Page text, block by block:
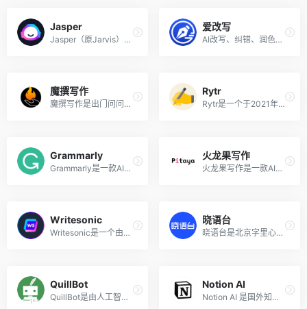
Jasper
Jasper（原Jarvis）是国外最受欢迎的AI写作软件工具之一，因其丰富的的模板和强大的智能写作功能而广受欢迎。你可以使用 Jasper 创建博客、文章、书、剧本、帖子和任何其他内容。只需选择一个话题，填写关键词和细节，Jasper将为你自动写作内容。
爱改写
AI改写、纠错、润色辅助工具
魔撰写作
魔撰写作是出门问问旗下「魔音工坊」团队推出的AI写作助手，轻松帮你遣词造句，润色文采，改写文风，提取文案，校对文案，收藏笔记，搜索字词，更有多语种翻译等众多AI创作功能，让你激发创作灵感，文采更上一层楼。
Rytr
Rytr是一个于2021年4月发布的人工智能驱动的AI写作工具，该人工智能写作助手可以帮助用户自动撰写和创建电子邮件、博文文章、广告文案和社交媒体帖子等内容。只需几秒钟Rytr便可以为用户创造原创的、有吸引力的文案，成本只有人工的几分之一。
Grammarly
Grammarly是一款AI驱动的英语语法纠正和校对工具，支持Windows、Mac、iOS和Android等多个平台。它能够检查单词拼写、纠正标点符号、修正语法错误、调整语气以及给出风格建议等。Grammarly可以帮助用户在写作和沟通中更加准确、流畅地表达自己的意思，提高英语写作和沟通的能力。
火龙果写作
火龙果写作是一款AI驱动的文字生产力工具，具备多种辅助论文写作的AI功能，包括全文生成、论文校对、论文润色、论文查重降重、学术改写、内容扩展等，可以大大提高写作效率，并能确保论文的专业性和原创性。
Writesonic
Writesonic是一个由人工智能驱动的内容自动化平台，用户可以使用该AI写作工具输入文本提示，生成无限的内容以节省时间和精力。Writesonic内置了65个以上的文章模板和功能，如文章写作3.0、Facebook广告、着陆页、Quora回答、Twitter推文和Instagram标题等，帮助你高效率创作文案。
晓语台
晓语台是北京字里心间科技推出的一款智能AI写作工具，用户可以通过点击操作，命令AI进行各种主题的文案创作。晓语台内置了多种风格和主题的AI创作模板，覆盖20余类行业与职业，近30个海内外社交平台，共计500+创作场景，能够快速生成各类高质量的文案。
QuillBot
QuillBot是由人工智能驱动的英文写作润色修改工具，帮助学生和专业人士改写、编辑和改变他们文本的语气，以提高文章的清晰度和可读性。
Notion AI
Notion AI 是国外知名协作文档平台 Notion 推出的一款 AI 写作助手，可以帮助用户写作、集思广益、编辑、总结文档等。你可以将 Notion AI 视为你的合作伙伴，它可以增强你的思维——帮助你节省时间或更明智地利用时间。